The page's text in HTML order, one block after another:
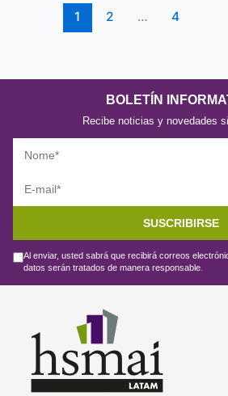
1 2 … 4
BOLETÍN
Recibe noticias y novedades
SUSCRIBIRSE
Al enviar, usted sabrá que recibirá correos
datos serán tratados de manera responsable.